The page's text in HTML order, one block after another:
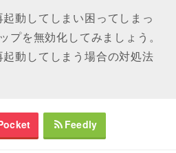
動してしまい困ってしまっ
を無効化してみましょう。
動してしまう場合の対処法
Feedly